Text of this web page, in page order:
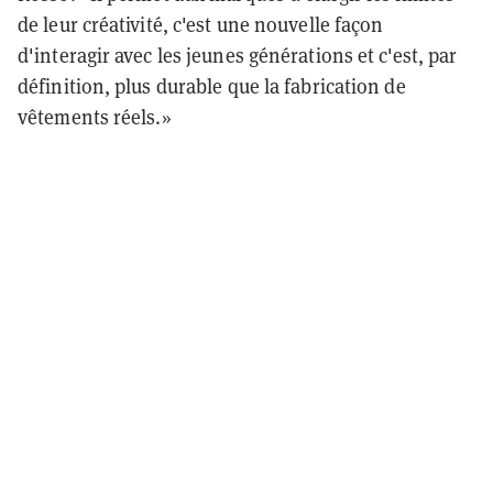
de leur créativité, c'est une nouvelle façon
d'interagir avec les jeunes générations et c'est, par
définition, plus durable que la fabrication de
vêtements réels.»